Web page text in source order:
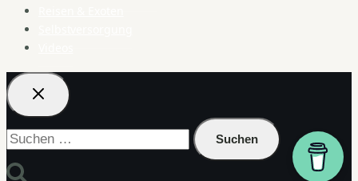
Suchen
nach: